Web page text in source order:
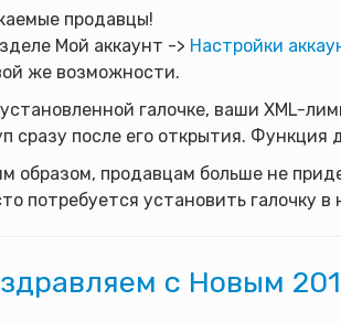
продавцы!
Мой аккаунт -> Настройки
же возможности.
галочке, ваши XML-
сразу после его открытия.
образом, продавцам больше не
потребуется установить галочку
с Новым